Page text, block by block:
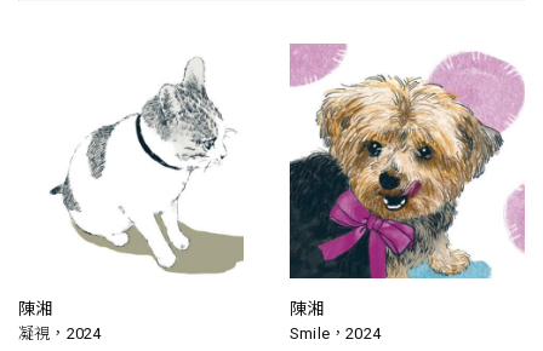
陳湘
凝視，2024
陳湘
Smile，2024